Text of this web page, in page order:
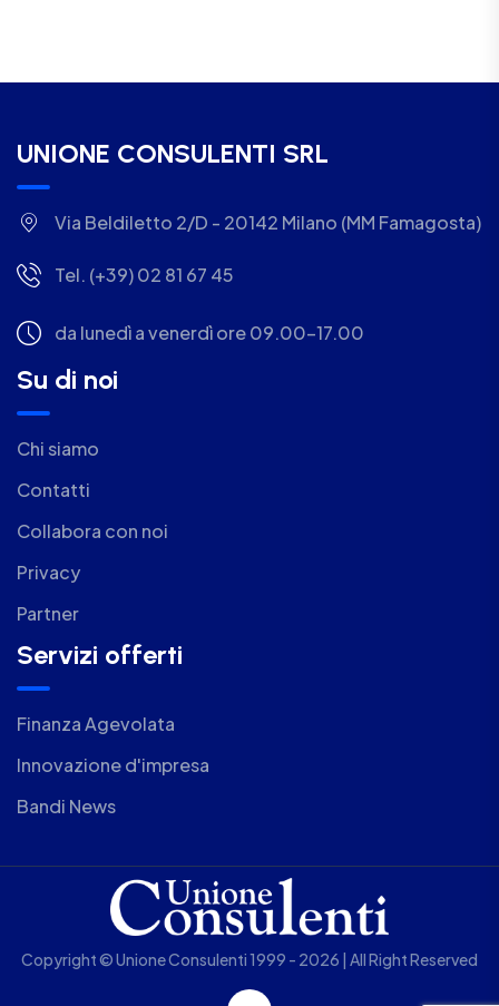
UNIONE CONSULENTI SRL
Via Beldiletto 2/D - 20142 Milano (MM Famagosta)
Tel. (+39) 02 81 67 45
da lunedì a venerdì ore 09.00-17.00
Su di noi
Chi siamo
Contatti
Collabora con noi
Privacy
Partner
Servizi offerti
Finanza Agevolata
Innovazione d'impresa
Bandi News
Copyright © Unione Consulenti 1999 - 2026 | All Right Reserved